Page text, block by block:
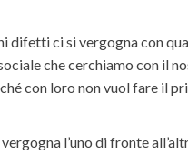
difetti ci si vergogna con
che cerchiamo con il
con loro non vuol fare il
l’uno di fronte